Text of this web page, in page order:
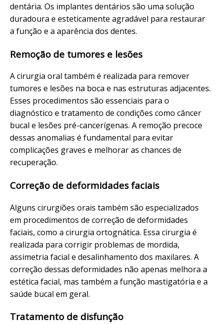
dentária. Os implantes dentários são uma solução
duradoura e esteticamente agradável para restaurar
a função e a aparência dos dentes.
Remoção de tumores e lesões
A cirurgia oral também é realizada para remover
tumores e lesões na boca e nas estruturas adjacentes.
Esses procedimentos são essenciais para o
diagnóstico e tratamento de condições como câncer
bucal e lesões pré-cancerígenas. A remoção precoce
dessas anomalias é fundamental para evitar
complicações graves e melhorar as chances de
recuperação.
Correção de deformidades faciais
Alguns cirurgiões orais também são especializados
em procedimentos de correção de deformidades
faciais, como a cirurgia ortognática. Essa cirurgia é
realizada para corrigir problemas de mordida,
assimetria facial e desalinhamento dos maxilares. A
correção dessas deformidades não apenas melhora a
estética facial, mas também a função mastigatória e a
saúde bucal em geral.
Tratamento de disfunção